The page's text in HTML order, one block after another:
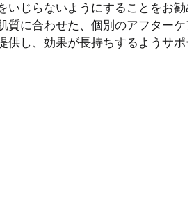
いじらないようにすることをお勧
質に合わせた、個別のアフターケ
供し、効果が長持ちするようサポ